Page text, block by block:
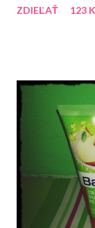
naplno venovať
ZDIEĽAŤ 123